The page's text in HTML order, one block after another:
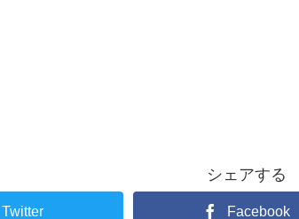
シェアする
Twitter Facebook